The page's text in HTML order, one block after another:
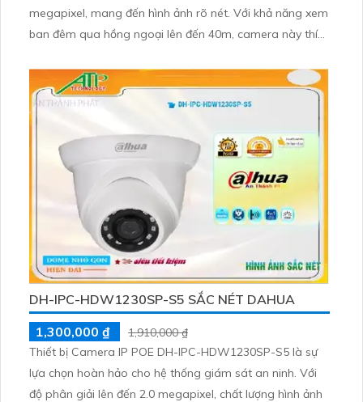
megapixel, mang đến hình ảnh rõ nét. Với khả năng xem
ban đêm qua hồng ngoại lên đến 40m, camera này thích
công nghệ IP POE giúp truyền tải dữ liệu dễ dàng mà
không ảnh hưởng đến chất lượng hình ảnh
DH-IPC-HDW1230SP-S5 SẮC NÉT DAHUA
1,300,000 ₫
1,910,000 ₫
Thiết bị Camera IP POE DH-IPC-HDW1230SP-S5 là sự
lựa chọn hoàn hảo cho hệ thống giám sát an ninh. Với
độ phân giải lên đến 2.0 megapixel, chất lượng hình ảnh